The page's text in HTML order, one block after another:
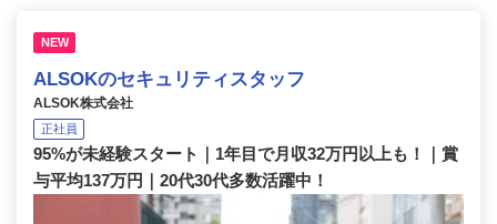
NEW
ALSOKのセキュリティスタッフ
ALSOK株式会社
正社員
95%が未経験スタート｜1年目で月収32万円以上も！｜賞
与平均137万円｜20代30代多数活躍中！